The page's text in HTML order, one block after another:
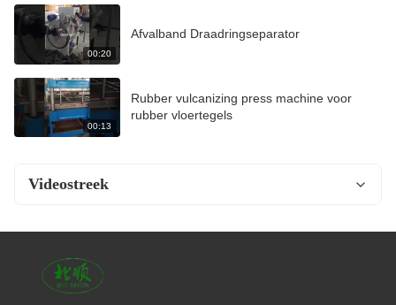
00:20
Afvalband Draadringseparator
00:13
Rubber vulcanizing press machine voor
rubber vloertegels
Videostreek
Video-thuis
Alle video's
Rubber Vulcanizing Press Machine